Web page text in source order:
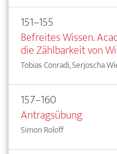
151–155
Befreites Wissen.
die Zählbarkeit von
Tobias Conradi, Serjoscha
157–160
Antragsübung
Simon Roloff